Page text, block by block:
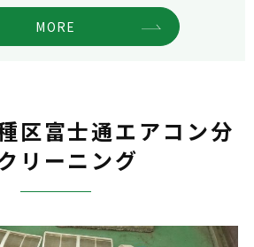
MORE
区富士通エアコン分
リーニング